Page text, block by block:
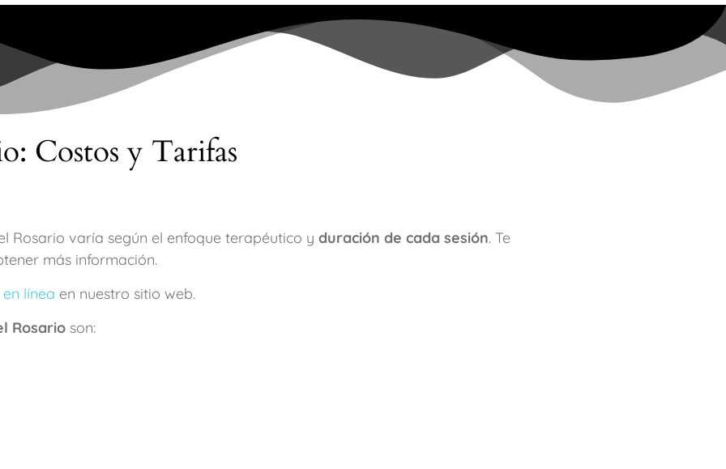
Costos y Tarifas
Rosario varía según el enfoque terapéutico y duración de cada sesión. Te
más información.
línea en nuestro sitio web.
Rosario son: